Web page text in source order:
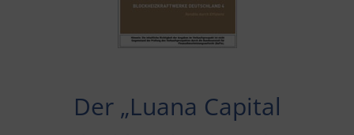
Der „Luana Capital